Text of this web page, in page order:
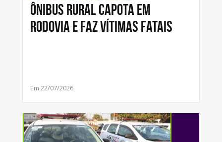
Ônibus rural capota em
rodovia e faz vítimas fatais
Em 22/07/2026